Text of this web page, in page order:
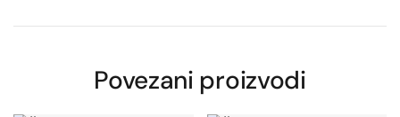
Povezani proizvodi